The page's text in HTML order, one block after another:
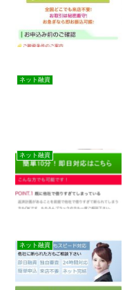
ネット融資
ネット融資
ネット融資